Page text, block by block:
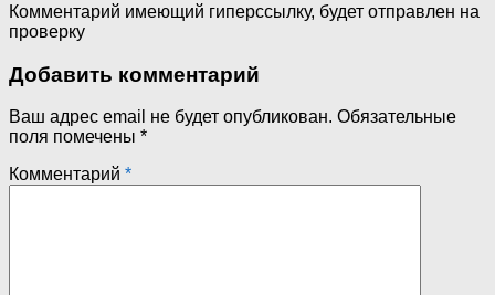
Комментарий имеющий гиперссылку, будет отправлен на
проверку
Добавить комментарий
Ваш адрес email не будет опубликован. Обязательные
поля помечены *
Комментарий *